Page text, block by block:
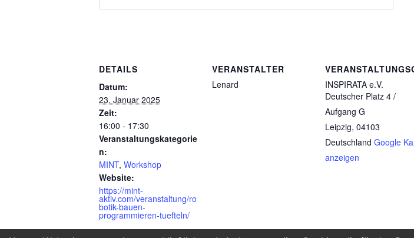
DETAILS
Datum:
23. Januar 2025
Zeit:
16:00 - 17:30
Veranstaltungskategorie
n:
MINT, Workshop
Website:
https://mint-
aktiv.com/veranstaltung/ro
botik-bauen-
programmieren-tuefteln/
VERANSTALTER
Lenard
INSPIRATA e.V.
Deutscher Platz 4 /
Aufgang G
Leipzig, 04103
Deutschland Google
anzeigen